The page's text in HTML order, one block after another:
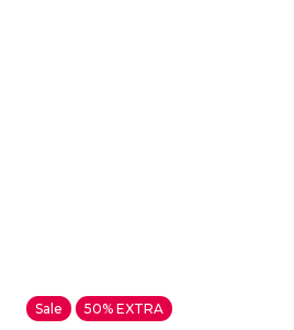
Sale 50% EXTRA